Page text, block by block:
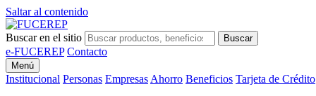
Saltar al contenido
Buscar en el sitio Buscar
e-FUCEREP Contacto
Menú
Institucional Personas Empresas Ahorro Beneficios Tarjeta de Crédito